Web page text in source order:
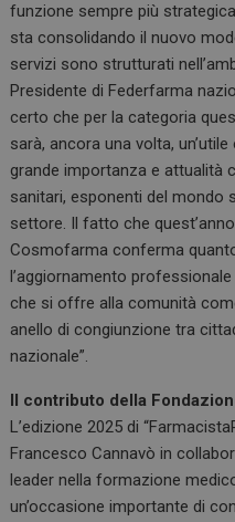
funzione sempre più
sta consolidando il nuovo
servizi sono strutturati
Presidente di Federfarma
certo che per la categoria
sarà, ancora una volta,
grande importanza e attualità
sanitari, esponenti del mondo
settore. Il fatto che
Cosmofarma conferma
l’aggiornamento
che si offre alla comunità
anello di congiunzione tra
nazionale”.
Il contributo della
L’edizione 2025 di
Francesco Cannavò in
leader nella formazione
un’occasione importante di